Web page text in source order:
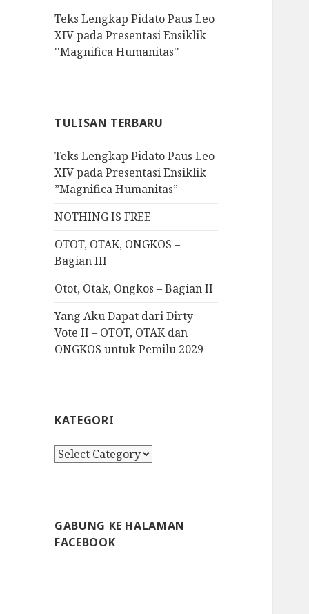
o
r
:
Teks Lengkap Pidato Paus Leo
XIV pada Presentasi Ensiklik
''Magnifica Humanitas''
TULISAN TERBARU
Teks Lengkap Pidato Paus Leo
XIV pada Presentasi Ensiklik
”Magnifica Humanitas”
NOTHING IS FREE
OTOT, OTAK, ONGKOS –
Bagian III
Otot, Otak, Ongkos – Bagian II
Yang Aku Dapat dari Dirty
Vote II – OTOT, OTAK dan
ONGKOS untuk Pemilu 2029
KATEGORI
K
g
o
GABUNG KE HALAMAN
FACEBOOK